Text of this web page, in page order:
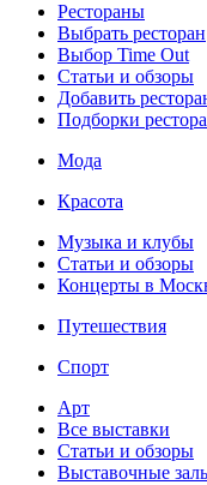
Рестораны
Выбрать ресторан
Выбор Time Out
Статьи и обзоры
Добавить
Подборки
Мода
Красота
Музыка и клубы
Статьи и обзоры
Концерты в
Путешествия
Спорт
Арт
Все выставки
Статьи и обзоры
Выставочные